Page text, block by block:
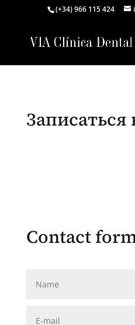
(+34) 966 115 424
Contact